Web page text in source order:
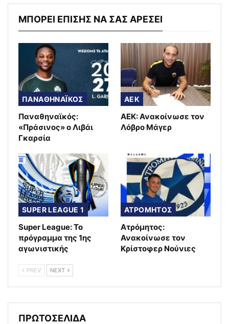
ΜΠΟΡΕΙ ΕΠΙΣΗΣ ΝΑ ΣΑΣ ΑΡΕΣΕΙ
ΠΑΝΑΘΗΝΑΪΚΟΣ
Παναθηναϊκός:
«Πράσινος» ο Λιβάι
Γκαρσία
AEK
ΑΕΚ: Ανακοίνωσε τον
Λόβρο Μάγερ
SUPER LEAGUE 1
Super League: Το
πρόγραμμα της 1ης
αγωνιστικής
ΑΤΡΟΜΗΤΟΣ
Ατρόμητος:
Ανακοίνωσε τον
Κρίστοφερ Νούνιες
PREV NEXT
ΠΡΩΤΟΣΕΛΙΔΑ